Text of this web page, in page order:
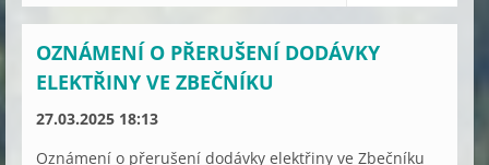
OZNÁMENÍ O PŘERUŠENÍ DODÁVKY
ELEKTŘINY VE ZBEČNÍKU
27.03.2025 18:13
Oznámení o přerušení dodávky elektřiny ve Zbečníku